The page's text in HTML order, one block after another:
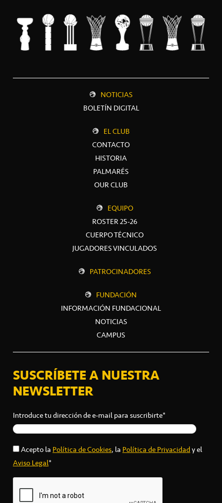
NOTICIAS
BOLETÍN DIGITAL
EL CLUB
CONTACTO
HISTORIA
PALMARÉS
OUR CLUB
EQUIPO
ROSTER 25-26
CUERPO TÉCNICO
JUGADORES VINCULADOS
PATROCINADORES
FUNDACIÓN
INFORMACIÓN FUNDACIONAL
NOTICIAS
CAMPUS
SUSCRÍBETE A NUESTRA
NEWSLETTER
Introduce tu dirección de e-mail para suscribirte*
Acepto laPolítica de Cookies, laPolítica de Privacidady el
Aviso Legal*